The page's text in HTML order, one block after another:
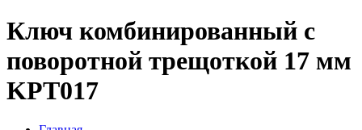
Ключ комбинированный с
поворотной трещоткой 17 мм
KPT017